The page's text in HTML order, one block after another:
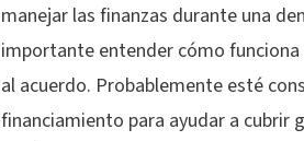
manejar las finanzas durante una
importante entender cómo
al acuerdo. Probablemente esté
financiamiento para ayudar a cubrir